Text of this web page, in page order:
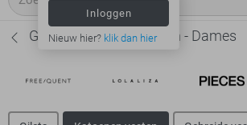
Inloggen
Nieuw hier? klik dan hier
Geisha Katoenen vesten - Dames